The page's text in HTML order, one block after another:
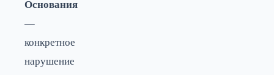
Основания
—
конкретное
нарушение